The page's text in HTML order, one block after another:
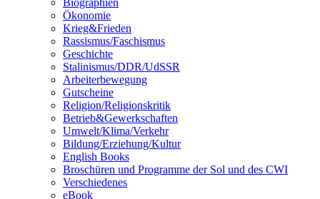
Biographien
Ökonomie
Krieg&Frieden
Rassismus/Faschismus
Geschichte
Stalinismus/DDR/UdSSR
Arbeiterbewegung
Gutscheine
Religion/Religionskritik
Betrieb&Gewerkschaften
Umwelt/Klima/Verkehr
Bildung/Erziehung/Kultur
English Books
Broschüren und Programme der Sol und des CWI
Verschiedenes
eBook